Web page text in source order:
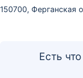
150700, Ферганская
Есть